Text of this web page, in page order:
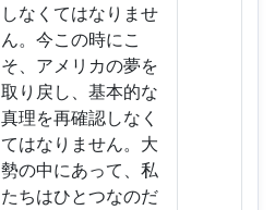
しなくてはなりませ
ん。今この時にこ
そ、アメリカの夢を
取り戻し、基本的な
真理を再確認しなく
てはなりません。大
勢の中にあって、私
たちはひとつなのだ